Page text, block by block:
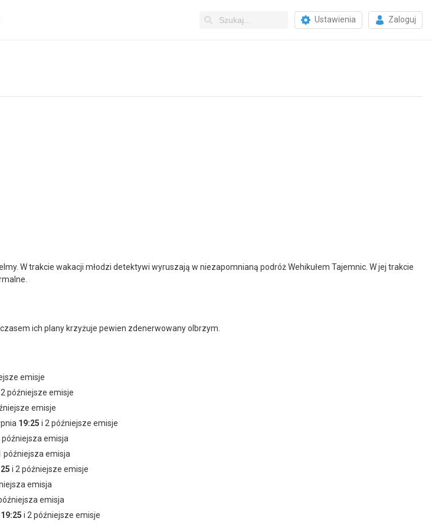
Ustawienia Zaloguj
W trakcie wakacji młodzi detektywi wyruszają w niezapomnianą podróż Wehikułem Tajemnic. W jej trakcie
ich plany krzyżuje pewien zdenerwowany olbrzym.
emisje
późniejsze emisje
emisje
19:25 i 2 późniejsze emisje
późniejsza emisja
późniejsza emisja
i 2 późniejsze emisje
emisja
emisja
19:25 i 2 późniejsze emisje